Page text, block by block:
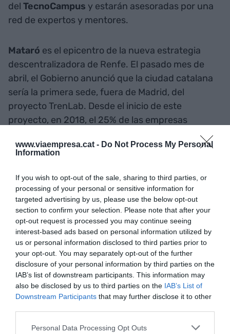
www.viaempresa.cat - Do Not Process My Personal
Information
If you wish to opt-out of the sale, sharing to third parties, or
processing of your personal or sensitive information for
targeted advertising by us, please use the below opt-out
section to confirm your selection. Please note that after your
opt-out request is processed you may continue seeing
interest-based ads based on personal information utilized by
us or personal information disclosed to third parties prior to
your opt-out. You may separately opt-out of the further
disclosure of your personal information by third parties on the
IAB’s list of downstream participants. This information may
also be disclosed by us to third parties on the IAB’s List of
Downstream Participants that may further disclose it to other
Personal Data Processing Opt Outs
del TecnoCampus y estarán asesoradas por una
red de expertos y mentores.
Mataró es el epicentro de la nueva estrategia
descentralizadora de Renfe. El pasado mes de
abril, el Gobierno anunció que la ciudad catalana
sería la primera sede, fuera de Madrid, del
proyecto TrenLab. Desde el inicio de este
proyecto, en 2018, el 25% de las empresas
ganadoras de los concursos de aceleración han
sido catalanas. Globalmente, el proyecto ha
puestos de trabajo directos y una participación
de 900 empresas emergentes. La compañía
ferroviaria prevé que la tarea desarrollada en los
400 metros cuadrados del centro universitario
tenga un impacto en el transporte de pasajeros y
mercancías.
Añadir VIA Empresacomo fuente preferida
de Google de forma gratuita
Mantente informado con las últimas noticias de